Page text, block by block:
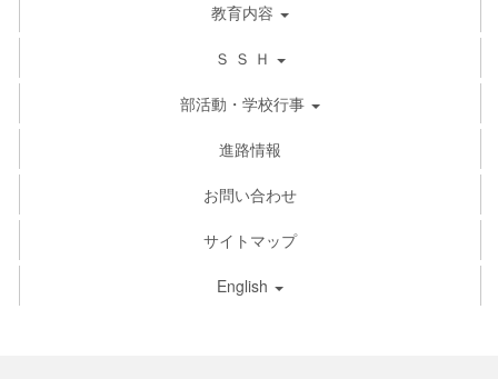
教育内容
Ｓ Ｓ Ｈ
部活動・学校行事
進路情報
お問い合わせ
サイトマップ
English